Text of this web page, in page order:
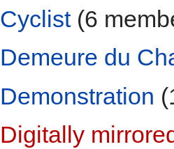
Cyclist (6
Demeure du
Demonstration
Digitally